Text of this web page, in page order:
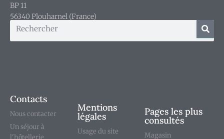
BP 11
56340 Plouharnel (France)
Contacts
Nous contacter
Un séjour à
l'hôtellerie
Mentions
légales
Usage du site
Pages les plus
consultés
Magasin